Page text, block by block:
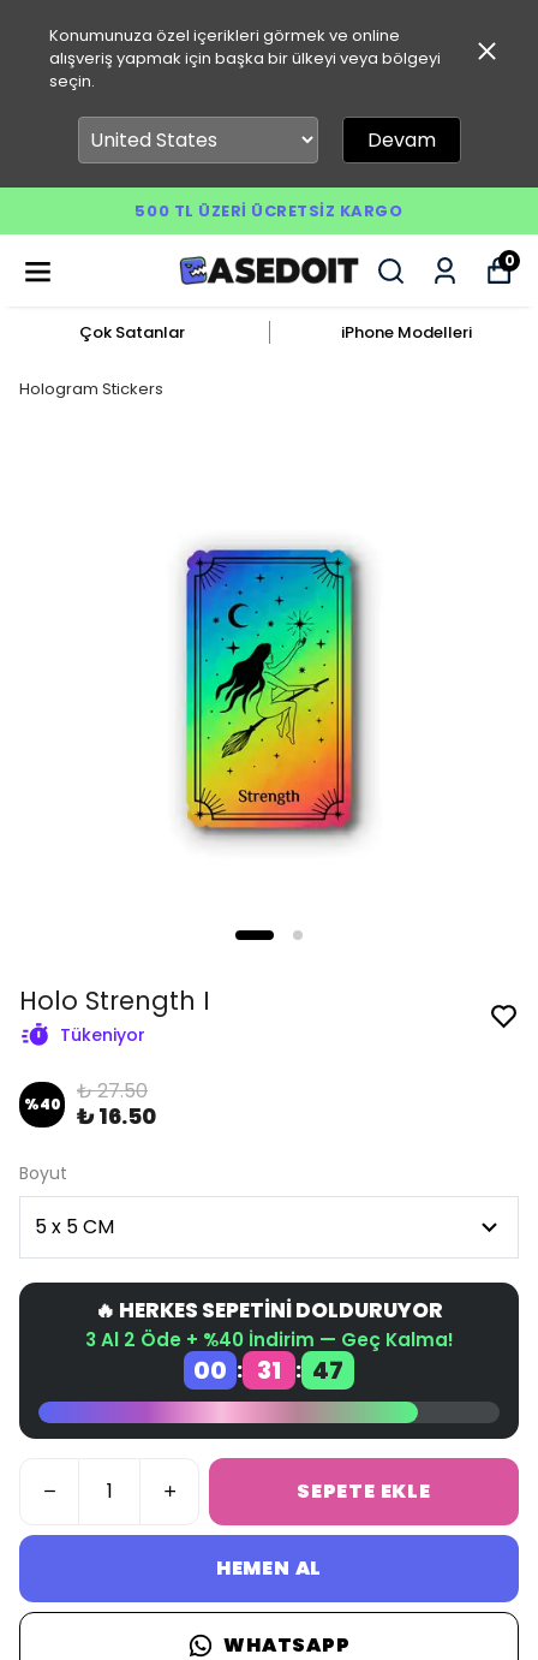
Konumunuza özel içerikleri görmek ve online
alışveriş yapmak için başka bir ülkeyi veya bölgeyi
seçin.
Devam
500 TL ÜZERI ÜCRETSIZ KARGO
0
Çok Satanlar iPhone Modelleri
Hologram Stickers
Holo Strength I
Tükeniyor
%40 ₺ 27.50
₺ 16.50
Boyut
🔥 HERKES SEPETİNİ DOLDURUYOR
3 Al 2 Öde + %40 İndirim — Geç Kalma!
00 : 31 : 47
SEPETE EKLE
HEMEN AL
WHATSAPP